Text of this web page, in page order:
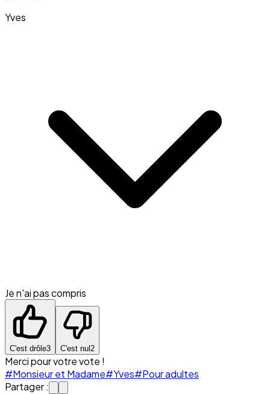
Yves
Je n'ai pas compris
C'est drôle3 C'est nul 2
Merci pour votre vote !
#Monsieur et Madame#Yves#Pour adultes
Partager :